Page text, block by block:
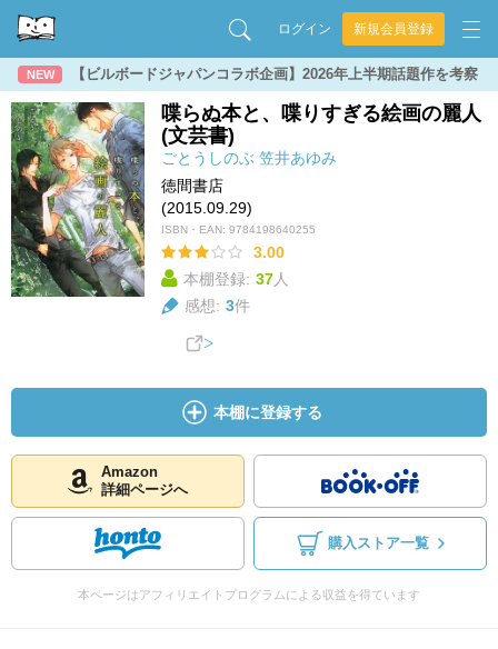
ログイン 新規会員登録
NEW 【ビルボードジャパンコラボ企画】2026年上半期話題作を考察
喋らぬ本と、喋りすぎる絵画の麗人
(文芸書)
ごとうしのぶ 笠井あゆみ
徳間書店
(2015.09.29)
ISBN・EAN: 9784198640255
3.00
本棚登録: 37人
感想: 3件
本棚に登録する
Amazon
詳細ページへ
購入ストア一覧
本ページはアフィリエイトプログラムによる収益を得ています